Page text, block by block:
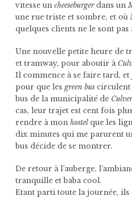
vitesse un cheeseburgerdans un
une rue triste et sombre, et où
quelques clients ne le sont pas
Une nouvelle petite heure de
et tramway, pour aboutir à
Il commence à se faire tard,
pour que les green bus circulent
bus de la municipalité de
cas, leur trajet est cent fois
rendre à mon hostelque les
dix minutes qui me parurent
bus décide de se montrer.
De retour à l’auberge,
tranquille et baba cool.
Etant parti toute la journée, ils